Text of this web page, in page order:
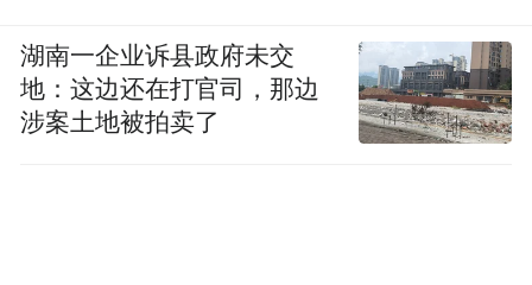
湖南一企业诉县政府未交
地：这边还在打官司，那边
涉案土地被拍卖了